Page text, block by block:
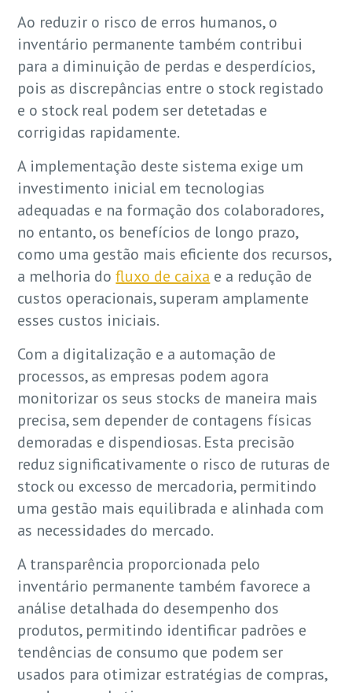
Ao reduzir o risco de erros humanos, o
inventário permanente também contribui
para a diminuição de perdas e desperdícios,
pois as discrepâncias entre o stock registado
e o stock real podem ser detetadas e
corrigidas rapidamente.
A implementação deste sistema exige um
investimento inicial em tecnologias
adequadas e na formação dos colaboradores,
no entanto, os benefícios de longo prazo,
como uma gestão mais eficiente dos recursos,
a melhoria dofluxo de caixa e a redução de
custos operacionais, superam amplamente
esses custos iniciais.
Com a digitalização e a automação de
processos, as empresas podem agora
monitorizar os seus stocks de maneira mais
precisa, sem depender de contagens físicas
demoradas e dispendiosas. Esta precisão
reduz significativamente o risco de ruturas de
stock ou excesso de mercadoria, permitindo
uma gestão mais equilibrada e alinhada com
as necessidades do mercado.
A transparência proporcionada pelo
inventário permanente também favorece a
análise detalhada do desempenho dos
produtos, permitindo identificar padrões e
tendências de consumo que podem ser
usados para otimizar estratégias de compras,